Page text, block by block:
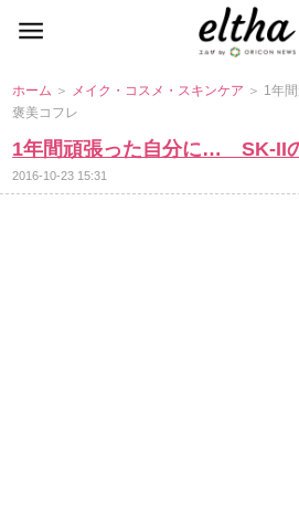
ホーム ＞ メイク・コスメ・スキンケア ＞ 1年
褒美コフレ
1年間頑張った自分に… SK-II
2016-10-23 15:31